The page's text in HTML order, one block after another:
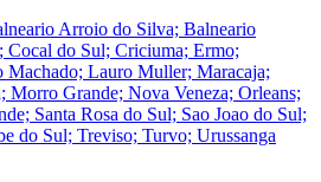
Arroio do Silva; Balneario
Cocal do Sul; Criciuma; Ermo;
Machado; Lauro Muller; Maracaja;
Morro Grande; Nova Veneza; Orleans;
Santa Rosa do Sul; Sao Joao do Sul;
do Sul; Treviso; Turvo; Urussanga